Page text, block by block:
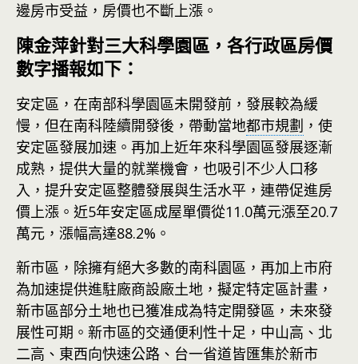
邊房市受益，房價也不斷上漲。
陳金萍針對三大科學園區，各行政區房價
數字播報如下：
安定區，在南部科學園區未開發前，發展較為緩
慢，但在南科陸續開發後，帶動當地都市規劃 ，使
安定區發展加速。再加上近年來科學園區發展逐漸
成熟，提供大量的就業機會，也吸引不少人口移
入，提升安定區整體發展與生活水平，連帶促進房
價上漲。近5年安定區成屋單價從11.0萬元漲至20.7
萬元，漲幅高達88.2%。
新市區，除擁有絕大多數的南科園區，再加上市府
為加速提供進駐廠商設廠土地，擬定特定區計畫，
新市區部分土地也已獲准成為特定開發區，未來發
展性可期。新市區的交通便利性十足，中山高、北
二高、東西向快速公路、台一省道皆匯集於新市